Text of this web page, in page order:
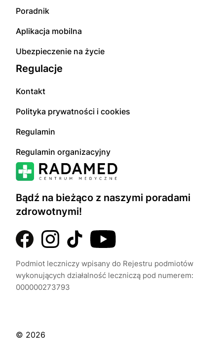
Bądź na bieżąco z naszymi poradami
zdrowotnymi!
Podmiot leczniczy wpisany do Rejestru podmiotów
wykonujących działalność leczniczą pod numerem:
000000273793
Poradnik
Aplikacja mobilna
Ubezpieczenie na życie
Regulacje
Kontakt
Polityka prywatności i cookies
Regulamin
Regulamin organizacyjny
© 2026